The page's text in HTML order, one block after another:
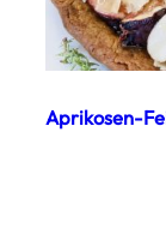
Aprikosen-